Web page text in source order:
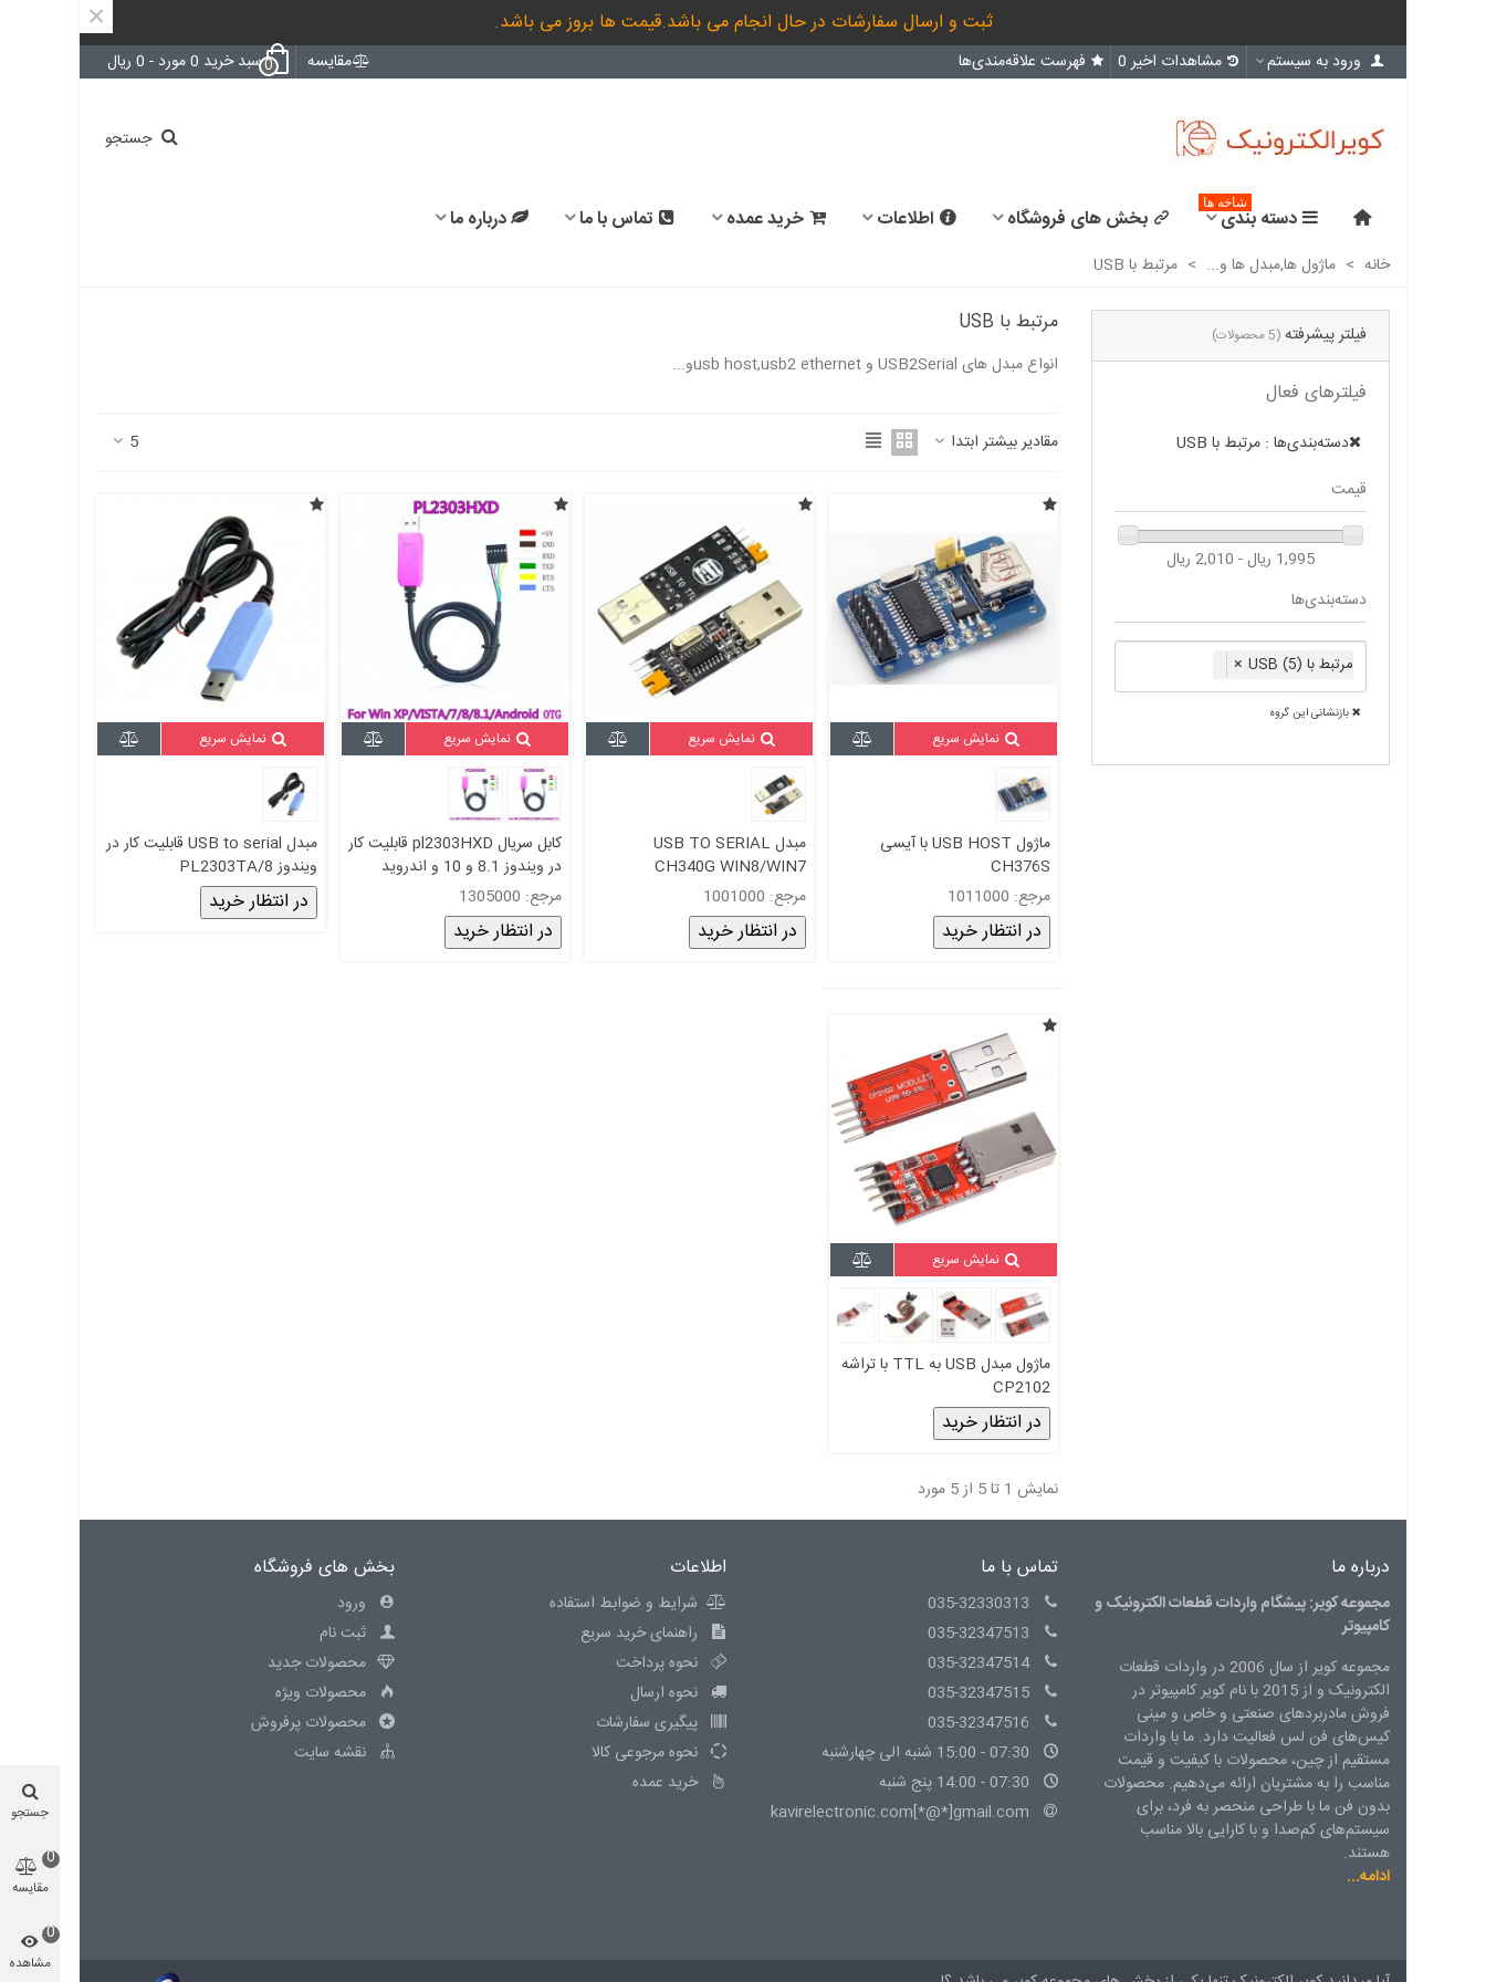
ثبت و ارسال سفارشات در حال انجام می باشد.قیمت ها بروز می باشد. ×
ورود به سیستم مشاهدات اخیر 0 فهرست علاقه‌مندی‌ها مقایسه 0سبد خرید 0مورد - 0 ریال
جستجو
دسته بندی
شاخه ها
بخش های فروشگاه اطلاعات خرید عمده تماس با ما درباره ما
خانه > ماژول ها,مبدل ها و... > مرتبط با USB
فیلتر پیشرفته (5 محصولات)
فیلترهای فعال
دسته‌بندی‌ها : مرتبط با USB
قیمت
1,995 ریال - 2,010 ریال
دسته‌بندی‌ها
مرتبط با USB (5) ×
بازنشانی این گروه
مرتبط با USB
انواع مبدل های USB2Serial و usb host,usb2 ethernetو...
مقادیر بیشتر ابتدا 5
نمایش سریع
ماژول USB HOST با آیسی
CH376S
مرجع: 1011000
در انتظار خرید
نمایش سریع
مبدل USB TO SERIAL
CH340G WIN8/WIN7
مرجع: 1001000
در انتظار خرید
نمایش سریع
کابل سریال pl2303HXD قابلیت کار
در ویندوز 8.1 و 10 و اندروید
مرجع: 1305000
در انتظار خرید
نمایش سریع
مبدل USB to serial قابلیت کار در
ویندوز 8/PL2303TA
در انتظار خرید
نمایش سریع
ماژول مبدل USB به TTL با تراشه
CP2102
در انتظار خرید
نمایش 1 تا 5 از 5 مورد
درباره ما
مجموعه کویر: پیشگام واردات قطعات الکترونیک و
کامپیوتر
مجموعه کویر از سال 2006 در واردات قطعات
الکترونیک و از 2015 با نام کویر کامپیوتر در
فروش مادربردهای صنعتی و خاص و مینی
کیس‌های فن لس فعالیت دارد. ما با واردات
مستقیم از چین، محصولات با کیفیت و قیمت
مناسب را به مشتریان ارائه می‌دهیم. محصولات
بدون فن ما با طراحی منحصر به فرد، برای
سیستم‌های کم‌صدا و با کارایی بالا مناسب
هستند.
ادامه...
تماس با ما
035-32330313
035-32347513
035-32347514
035-32347515
035-32347516
07:30 - 15:00 شنبه الی چهارشنبه
07:30 - 14:00 پنج شنبه
kavirelectronic.com[*@*]gmail.com
اطلاعات
شرایط و ضوابط استفاده
راهنمای خرید سریع
نحوه پرداخت
نحوه ارسال
پیگیری سفارشات
نحوه مرجوعی کالا
خرید عمده
بخش های فروشگاه
ورود
ثبت نام
محصولات جدید
محصولات ویژه
محصولات پرفروش
نقشه سایت
جستجو
مقایسه
0
مشاهده
0